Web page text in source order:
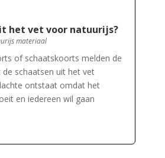
het vet voor natuurijs?
materiaal
of schaatskoorts melden de
schaatsen uit het vet
ontstaat omdat het
en iedereen wil gaan